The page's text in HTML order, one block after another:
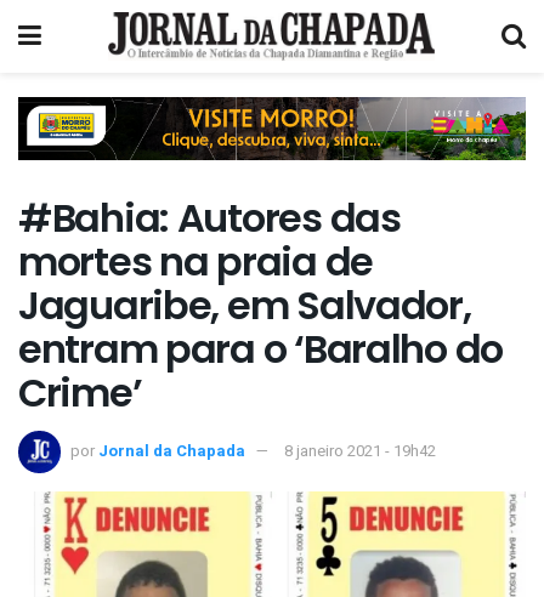
#Bahia: Autores das
mortes na praia de
Jaguaribe, em Salvador,
entram para o ‘Baralho do
Crime’
por Jornal da Chapada 8 janeiro 2021 - 19h42